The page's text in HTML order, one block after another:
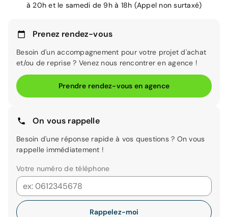
à 20h et le samedi de 9h à 18h (Appel non surtaxé)
Prenez rendez-vous
Besoin d'un accompagnement pour votre projet d'achat
et/ou de reprise ? Venez nous rencontrer en agence !
Prendre rendez-vous en agence
On vous rappelle
Besoin d'une réponse rapide à vos questions ? On vous
rappelle immédiatement !
Votre numéro de téléphone
Rappelez-moi